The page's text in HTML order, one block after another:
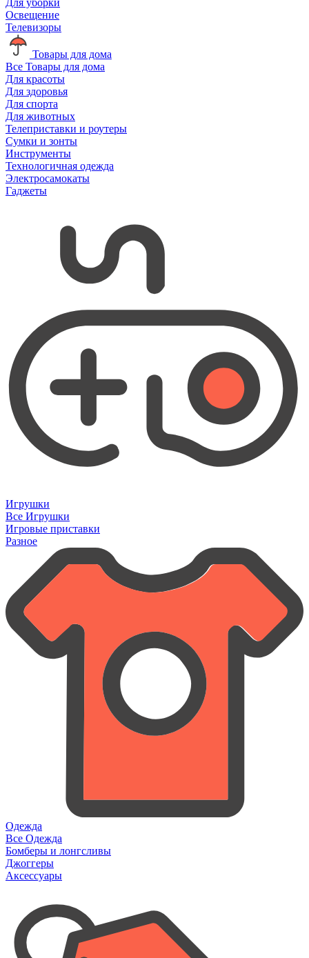
Освещение
Телевизоры
Товары для дома
Все Товары для дома
Для красоты
Для здоровья
Для спорта
Для животных
Телеприставки и роутеры
Сумки и зонты
Инструменты
Технологичная одежда
Электросамокаты
Гаджеты
Игрушки
Все Игрушки
Игровые приставки
Разное
Одежда
Все Одежда
Бомберы и лонгсливы
Джоггеры
Аксессуары